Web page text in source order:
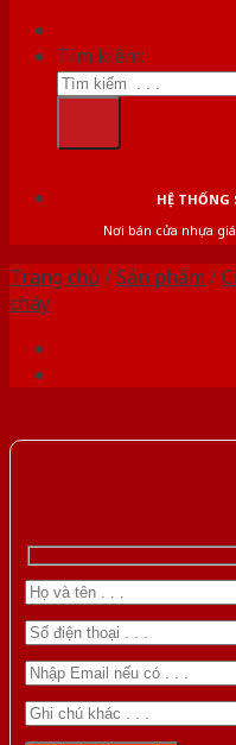
Tìm kiếm:
HỆ THỐNG
Nơi bán cửa nhựa
Trang chủ /Sản phẩm /
cháy